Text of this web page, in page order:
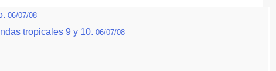
06/07/08
tropicales 9 y 10. 06/07/08